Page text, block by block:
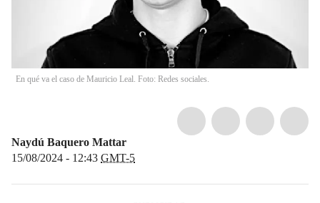
En qué va el caso de Mauricio Leal. Foto: Redes sociales.
Naydú Baquero Mattar
15/08/2024 - 12:43 GMT-5